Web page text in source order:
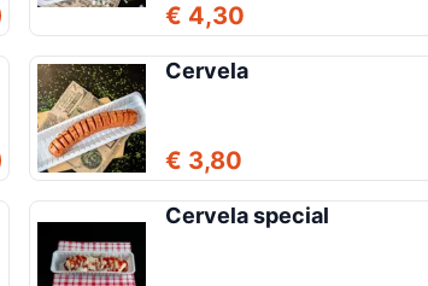
€ 4,30
Cervela
€ 3,80
Cervela special